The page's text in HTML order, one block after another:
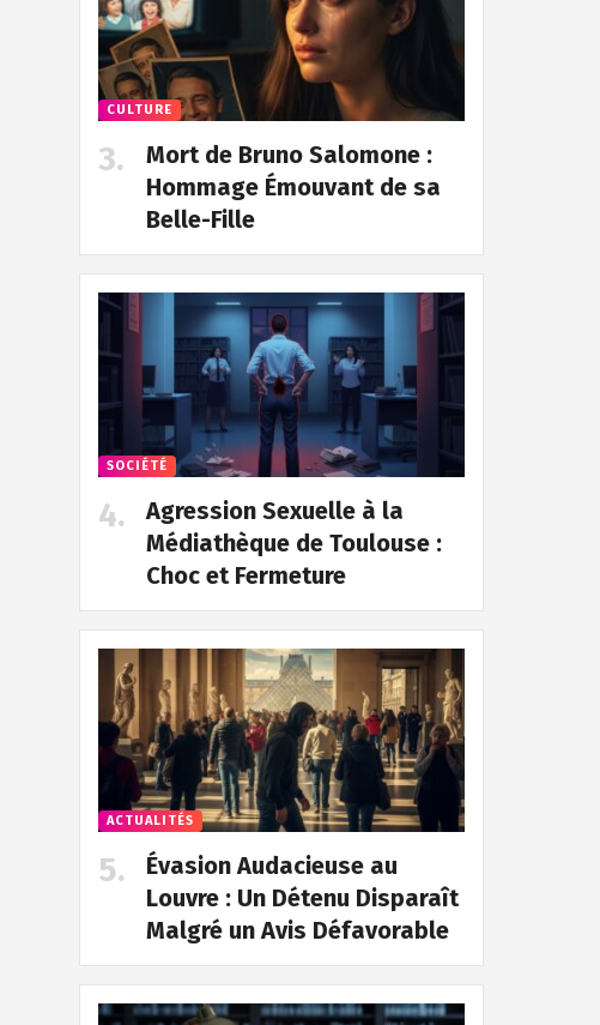
CULTURE
Mort de Bruno Salomone :
Hommage Émouvant de sa
Belle-Fille
SOCIÉTÉ
Agression Sexuelle à la
Médiathèque de Toulouse :
Choc et Fermeture
ACTUALITÉS
Évasion Audacieuse au
Louvre : Un Détenu Disparaît
Malgré un Avis Défavorable